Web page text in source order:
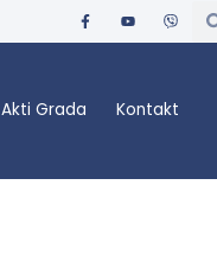
Akti Grada Kontakt